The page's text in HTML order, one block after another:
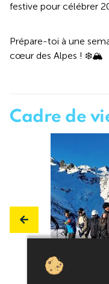
festive pour célébrer
Prépare-toi à une
cœur des Alpes ! ❄️🏔️
Cadre de